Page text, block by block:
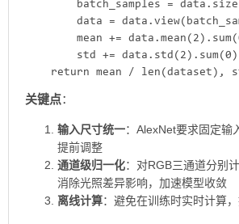
batch_samples =
data =
mean +=
        std += data.std(2).sum(0)
return mean / len(dataset),
​关键点​​：
​输入尺寸统一​：AlexNet要求固定输
提前调整
​通道级归一化​：对RGB三通道分别
消除光照差异影响，加速模型收敛
​离线计算​：避免在训练时实时计算